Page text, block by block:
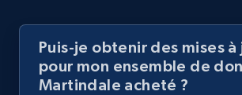
Puis-je obtenir des mises à
pour mon ensemble de
Martindale acheté ?